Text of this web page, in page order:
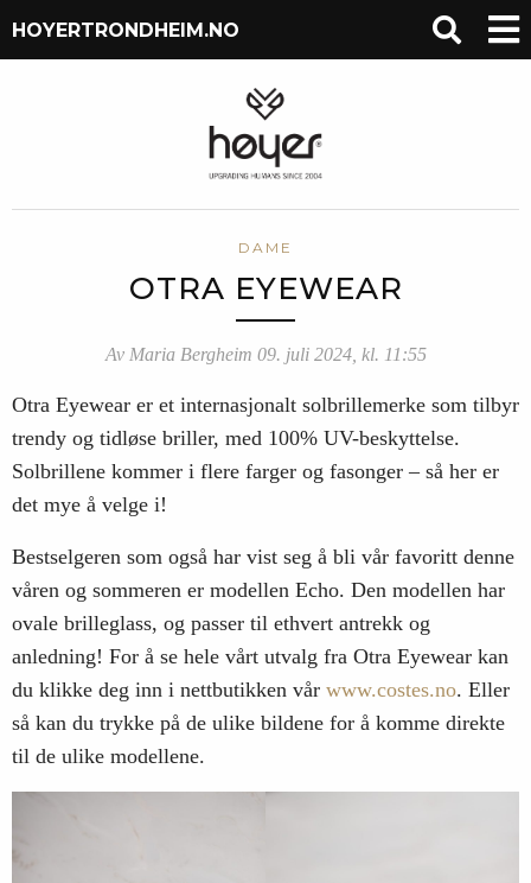
HOYERTRONDHEIM.NO
DAME
OTRA EYEWEAR
Av Maria Bergheim 09. juli 2024, kl. 11:55
Otra Eyewear er et internasjonalt solbrillemerke som tilbyr
trendy og tidløse briller, med 100% UV-beskyttelse.
Solbrillene kommer i flere farger og fasonger – så her er
det mye å velge i!
Bestselgeren som også har vist seg å bli vår favoritt denne
våren og sommeren er modellen Echo. Den modellen har
ovale brilleglass, og passer til ethvert antrekk og
anledning! For å se hele vårt utvalg fra Otra Eyewear kan
du klikke deg inn i nettbutikken vår www.costes.no. Eller
så kan du trykke på de ulike bildene for å komme direkte
til de ulike modellene.